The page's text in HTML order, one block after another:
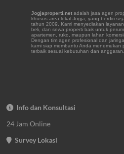
Jogjaproperti.net adalah jasa agen
khusus area lokal Jogja, yang berdiri
tahun 2009. Kami menyediakan layanan
beli, dan sewa properti baik untuk
apartemen, ruko, maupun lahan
Dengan tim agen profesional dan
kami siap membantu Anda menemukan
terbaik sesuai kebutuhan dan anggaran.
Info dan Konsultasi
24 Jam Online
Survey Lokasi